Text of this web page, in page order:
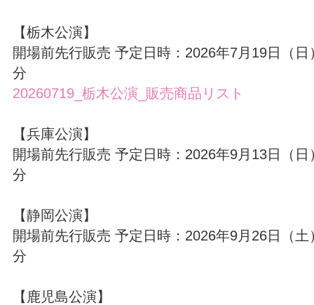
【栃木公演】
開場前先行販売 予定日時：2026年7月19日（
分
20260719_栃木公演_販売商品リスト
【兵庫公演】
開場前先行販売 予定日時：2026年9月13日（
分
【静岡公演】
開場前先行販売 予定日時：2026年9月26日（
分
【鹿児島公演】